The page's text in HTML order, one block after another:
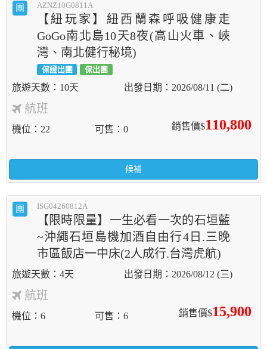
團 AZNZ10G0811A
【紐玩家】紐西蘭森呼吸健康走
GoGo南北島10天8夜(高山火車、峽
灣、南北健行秘境)
保證出團 保出團
10天 2026/08/11 (二)
航班
銷售價$110,800
機位 22 可售 0
候補
團 ISG04260812A
【限時限量】一生必看一次的石垣藍
~沖繩石垣島機加酒自由行4日.三晚
市區飯店一中床(2人成行.台灣虎航)
4天 2026/08/12 (三)
航班
銷售價$15,900
機位 6 可售 6